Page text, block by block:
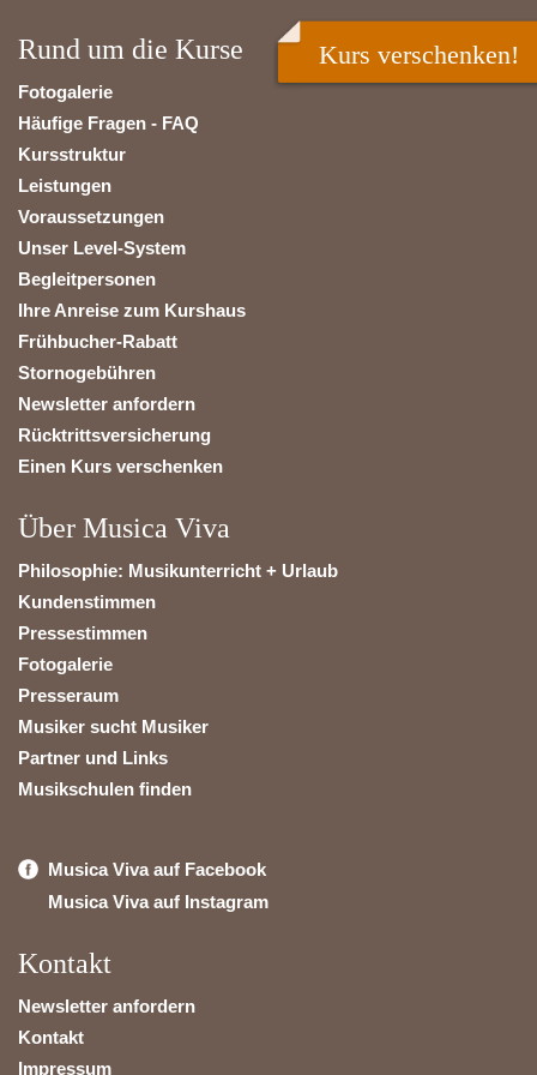
Rund um die Kurse
Fotogalerie
Häufige Fragen - FAQ
Kursstruktur
Leistungen
Voraussetzungen
Unser Level-System
Begleitpersonen
Ihre Anreise zum Kurshaus
Frühbucher-Rabatt
Stornogebühren
Newsletter anfordern
Rücktrittsversicherung
Einen Kurs verschenken
Über Musica Viva
Philosophie: Musikunterricht + Urlaub
Kundenstimmen
Pressestimmen
Fotogalerie
Presseraum
Musiker sucht Musiker
Partner und Links
Musikschulen finden
Musica Viva auf Facebook
Musica Viva auf Instagram
Kontakt
Newsletter anfordern
Kontakt
Impressum
Kurs verschenken!